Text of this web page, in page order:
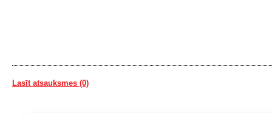
Lasīt atsauksmes (0)